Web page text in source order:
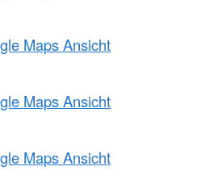
Maps Ansicht
Maps Ansicht
Maps Ansicht